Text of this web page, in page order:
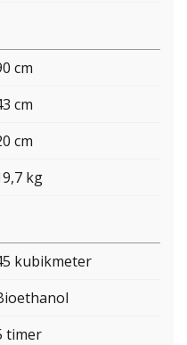
cm
cm
cm
kg
kubikmeter
timer